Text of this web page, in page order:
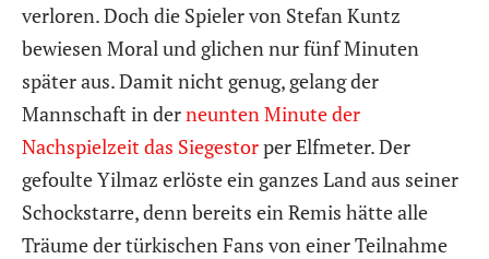
verloren. Doch die Spieler von Stefan Kuntz
bewiesen Moral und glichen nur fünf Minuten
später aus. Damit nicht genug, gelang der
Mannschaft in derneunten Minute der
Nachspielzeit das Siegestorper Elfmeter. Der
gefoulte Yilmaz erlöste ein ganzes Land aus seiner
Schockstarre, denn bereits ein Remis hätte alle
Träume der türkischen Fans von einer Teilnahme